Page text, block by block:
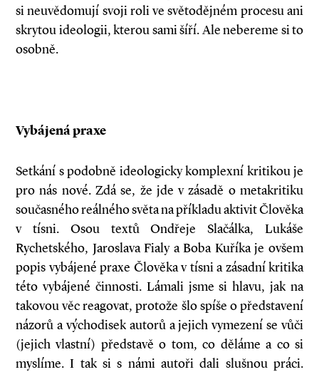
si neuvědomují svoji roli ve světodějném procesu ani
skrytou ideologii, kterou sami šíří. Ale nebereme si to
osobně.
Vybájená praxe
Setkání s podobně ideologicky komplexní kritikou je
pro nás nové. Zdá se, že jde v zásadě o metakritiku
současného reálného světa na příkladu aktivit Člověka
v tísni. Osou textů Ondřeje Slačálka, Lukáše
Rychetského, Jaroslava Fialy a Boba Kuříka je ovšem
popis vybájené praxe Člověka v tísni a zásadní kritika
této vybájené činnosti. Lámali jsme si hlavu, jak na
takovou věc reagovat, protože šlo spíše o představení
názorů a východisek autorů a jejich vymezení se vůči
(jejich vlastní) představě o tom, co děláme a co si
myslíme. I tak si s námi autoři dali slušnou práci.